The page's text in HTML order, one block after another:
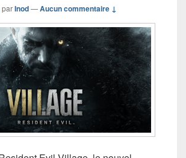
parInod—Aucun commentaire ↓